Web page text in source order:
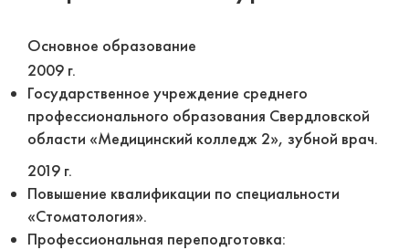
Основное образование
2009 г.
Государственное учреждение среднего
профессионального образования Свердловской
области «Медицинский колледж 2», зубной врач.
2019 г.
Повышение квалификации по специальности
«Стоматология».
Профессиональная переподготовка: